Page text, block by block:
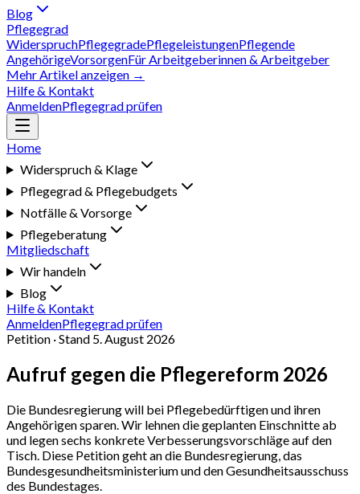
Blog
Pflegegrad
WiderspruchPflegegradePflegeleistungenPflegende
AngehörigeVorsorgenFür Arbeitgeberinnen & Arbeitgeber
Mehr Artikel anzeigen →
Hilfe & Kontakt
AnmeldenPflegegrad prüfen
Home
Widerspruch & Klage
Pflegegrad & Pflegebudgets
Notfälle & Vorsorge
Pflegeberatung
Mitgliedschaft
Wir handeln
Blog
Hilfe & Kontakt
AnmeldenPflegegrad prüfen
Petition · Stand 5. August 2026
Aufruf gegen die Pflegereform 2026
Die Bundesregierung will bei Pflegebedürftigen und ihren
Angehörigen sparen. Wir lehnen die geplanten Einschnitte ab
und legen sechs konkrete Verbesserungsvorschläge auf den
Tisch. Diese Petition geht an die Bundesregierung, das
Bundesgesundheitsministerium und den Gesundheitsausschuss
des Bundestages.